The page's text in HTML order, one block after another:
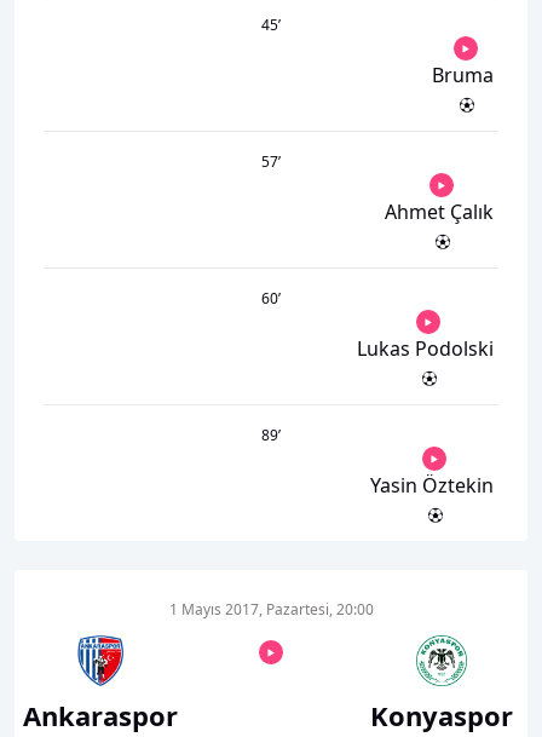
45’
Bruma
57’
Ahmet Çalık
60’
Lukas Podolski
89’
Yasin Öztekin
Ankaraspor
1 Mayıs 2017, Pazartesi, 20:00
Konyaspor